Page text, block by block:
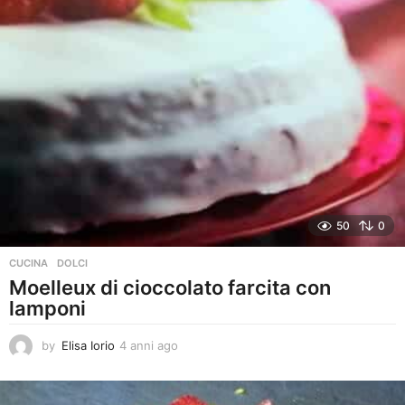
o
50 0
CUCINA ,DOLCI
Moelleux di cioccolato farcita con
lamponi
by Elisa Iorio 4 anni ago
n
n